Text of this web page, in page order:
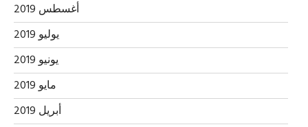
أغسطس 2019
يوليو 2019
يونيو 2019
مايو 2019
أبريل 2019